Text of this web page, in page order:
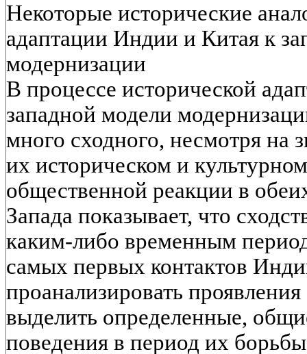
Некоторые исторические
адаптации Индии и Китая к
модернизации
В процессе исторической
западной модели
много сходного, несмотря на
их историческом и
общественной реакции в
Запада показывает, что
каким-либо временным
самых первых контактов
проанализировать
выделить определенные,
поведения в период их